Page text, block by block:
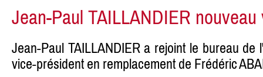
Jean-Paul TAILLANDIER
Jean-Paul TAILLANDIER a rejoint le bureau de
vice-président en remplacement de Frédéric